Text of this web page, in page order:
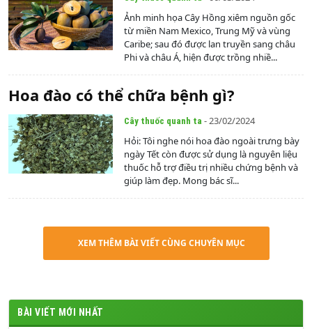
Ảnh minh họa Cây Hồng xiêm nguồn gốc
từ miền Nam Mexico, Trung Mỹ và vùng
Caribe; sau đó được lan truyền sang châu
Phi và châu Á, hiện được trồng nhiề...
Hoa đào có thể chữa bệnh gì?
Cây thuốc quanh ta - 23/02/2024
Hỏi: Tôi nghe nói hoa đào ngoài trưng bày
ngày Tết còn được sử dụng là nguyên liệu
thuốc hỗ trợ điều trị nhiều chứng bệnh và
giúp làm đẹp. Mong bác sĩ...
XEM THÊM BÀI VIẾT CÙNG CHUYÊN MỤC
BÀI VIẾT MỚI NHẤT